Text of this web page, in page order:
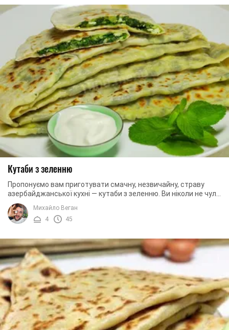
Кутаби з зеленню
Пропонуємо вам приготувати смачну, незвичайну, страву
азербайджанської кухні — кутаби з зеленню. Ви ніколи не чули
про ці апетитні ласощі? Тоді ...
Михайло Веган
4
45